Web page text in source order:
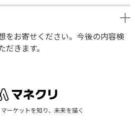
をお寄せください。今後の内容検
きます。
ーケットを知り、未来を描く